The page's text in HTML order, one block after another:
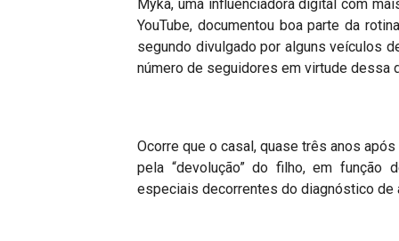
Myka, uma influenciadora digital com
YouTube, documentou boa parte da
segundo divulgado por alguns veículos
número de seguidores em virtude dessa
Ocorre que o casal, quase três anos
pela “devolução” do filho, em função
especiais decorrentes do diagnóstico de